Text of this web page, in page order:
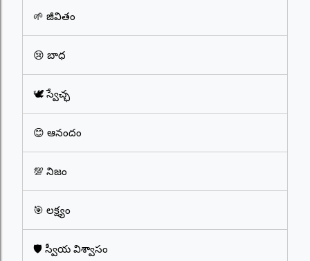
🌱 జీవితం
😢 బాధ
🕊️ స్వేచ్ఛ
😊 ఆనందం
💯 నిజం
🎯 లక్ష్యం
🛡️ స్వీయ విశ్వాసం